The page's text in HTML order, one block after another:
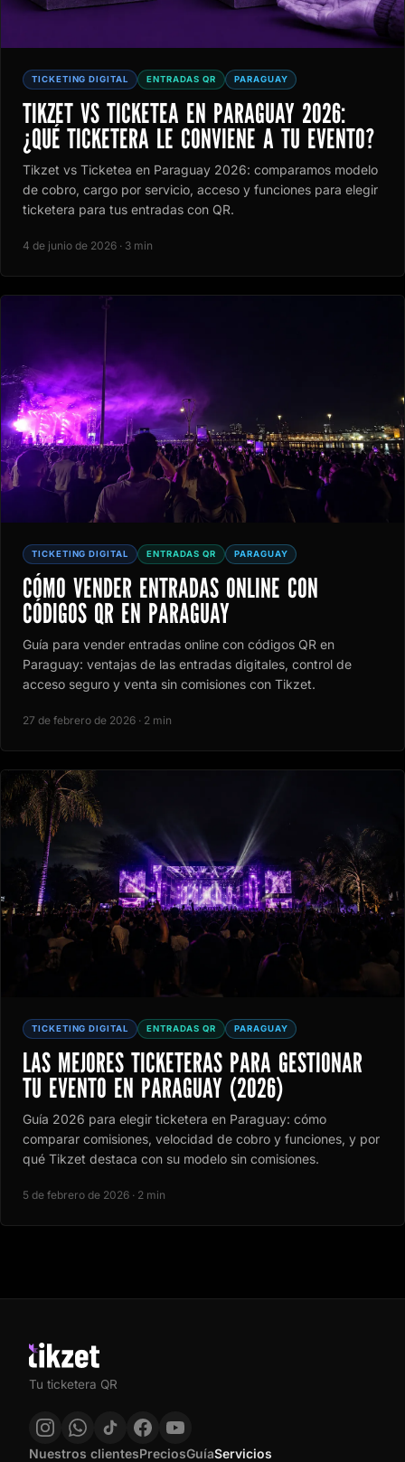
TICKETING DIGITAL ENTRADAS QR PARAGUAY
TIKZET VS TICKETEA EN PARAGUAY 2026:
¿QUÉ TICKETERA LE CONVIENE A TU EVENTO?
Tikzet vs Ticketea en Paraguay 2026: comparamos modelo
de cobro, cargo por servicio, acceso y funciones para elegir
ticketera para tus entradas con QR.
4 de junio de 2026 · 3 min
TICKETING DIGITAL ENTRADAS QR PARAGUAY
CÓMO VENDER ENTRADAS ONLINE CON
CÓDIGOS QR EN PARAGUAY
Guía para vender entradas online con códigos QR en
Paraguay: ventajas de las entradas digitales, control de
acceso seguro y venta sin comisiones con Tikzet.
27 de febrero de 2026 · 2 min
TICKETING DIGITAL ENTRADAS QR PARAGUAY
LAS MEJORES TICKETERAS PARA GESTIONAR
TU EVENTO EN PARAGUAY (2026)
Guía 2026 para elegir ticketera en Paraguay: cómo
comparar comisiones, velocidad de cobro y funciones, y por
qué Tikzet destaca con su modelo sin comisiones.
5 de febrero de 2026 · 2 min
Tu ticketera QR
Nuestros clientesPreciosGuíaServicios